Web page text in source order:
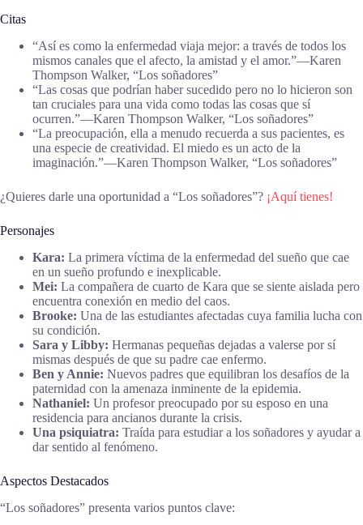
Citas
“Así es como la enfermedad viaja mejor: a través de todos los
mismos canales que el afecto, la amistad y el amor.”―Karen
Thompson Walker, “Los soñadores”
“Las cosas que podrían haber sucedido pero no lo hicieron son
tan cruciales para una vida como todas las cosas que sí
ocurren.”―Karen Thompson Walker, “Los soñadores”
“La preocupación, ella a menudo recuerda a sus pacientes, es
una especie de creatividad. El miedo es un acto de la
imaginación.”―Karen Thompson Walker, “Los soñadores”
¿Quieres darle una oportunidad a “Los soñadores”? ¡Aquí tienes!
Personajes
Kara: La primera víctima de la enfermedad del sueño que cae
en un sueño profundo e inexplicable.
Mei: La compañera de cuarto de Kara que se siente aislada pero
encuentra conexión en medio del caos.
Brooke: Una de las estudiantes afectadas cuya familia lucha con
su condición.
Sara y Libby: Hermanas pequeñas dejadas a valerse por sí
mismas después de que su padre cae enfermo.
Ben y Annie: Nuevos padres que equilibran los desafíos de la
paternidad con la amenaza inminente de la epidemia.
Nathaniel: Un profesor preocupado por su esposo en una
residencia para ancianos durante la crisis.
Una psiquiatra: Traída para estudiar a los soñadores y ayudar a
dar sentido al fenómeno.
Aspectos Destacados
“Los soñadores” presenta varios puntos clave: